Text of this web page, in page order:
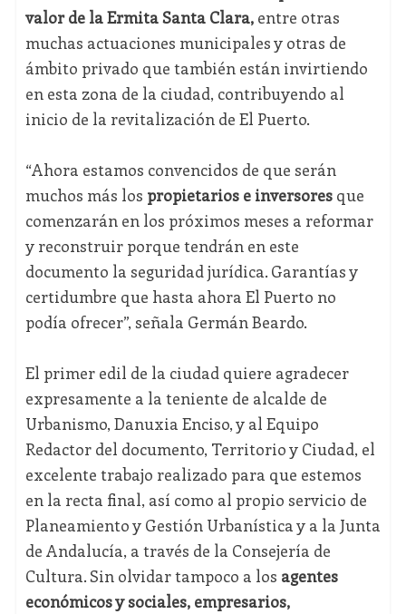
valor de la Ermita Santa Clara,entre otras
muchas actuaciones municipales y otras de
ámbito privado que también están invirtiendo
en esta zona de la ciudad, contribuyendo al
inicio de la revitalización de El Puerto.
“Ahora estamos convencidos de que serán
muchos más los propietarios e inversores que
comenzarán en los próximos meses a reformar
y reconstruir porque tendrán en este
documento la seguridad jurídica. Garantías y
certidumbre que hasta ahora El Puerto no
podía ofrecer”, señala Germán Beardo.
El primer edil de la ciudad quiere agradecer
expresamente a la teniente de alcalde de
Urbanismo, Danuxia Enciso, y al Equipo
Redactor del documento, Territorio y Ciudad, el
excelente trabajo realizado para que estemos
en la recta final, así como al propio servicio de
Planeamiento y Gestión Urbanística y a la Junta
de Andalucía, a través de la Consejería de
Cultura. Sin olvidar tampoco a los agentes
económicos y sociales, empresarios,